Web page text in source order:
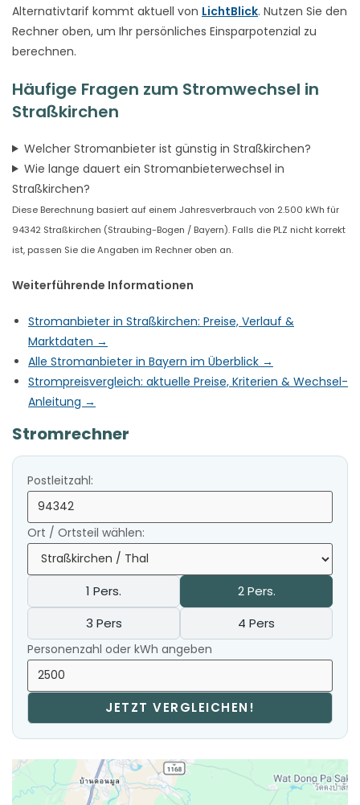
Alternativtarif kommt aktuell von LichtBlick. Nutzen Sie den
Rechner oben, um Ihr persönliches Einsparpotenzial zu
berechnen.
Häufige Fragen zum Stromwechsel in
Straßkirchen
Welcher Stromanbieter ist günstig in Straßkirchen?
Wie lange dauert ein Stromanbieterwechsel in
Straßkirchen?
Diese Berechnung basiert auf einem Jahresverbrauch von 2.500 kWh für
94342 Straßkirchen (Straubing-Bogen / Bayern). Falls die PLZ nicht korrekt
ist, passen Sie die Angaben im Rechner oben an.
Weiterführende Informationen
Stromanbieter in Straßkirchen: Preise, Verlauf &
Marktdaten →
Alle Stromanbieter in Bayern im Überblick →
Strompreisvergleich: aktuelle Preise, Kriterien & Wechsel-
Anleitung →
Stromrechner
Postleitzahl:
Ort / Ortsteil wählen:
1 Pers.
2 Pers.
3 Pers
4 Pers
Personenzahl oder kWh angeben
JETZT VERGLEICHEN!